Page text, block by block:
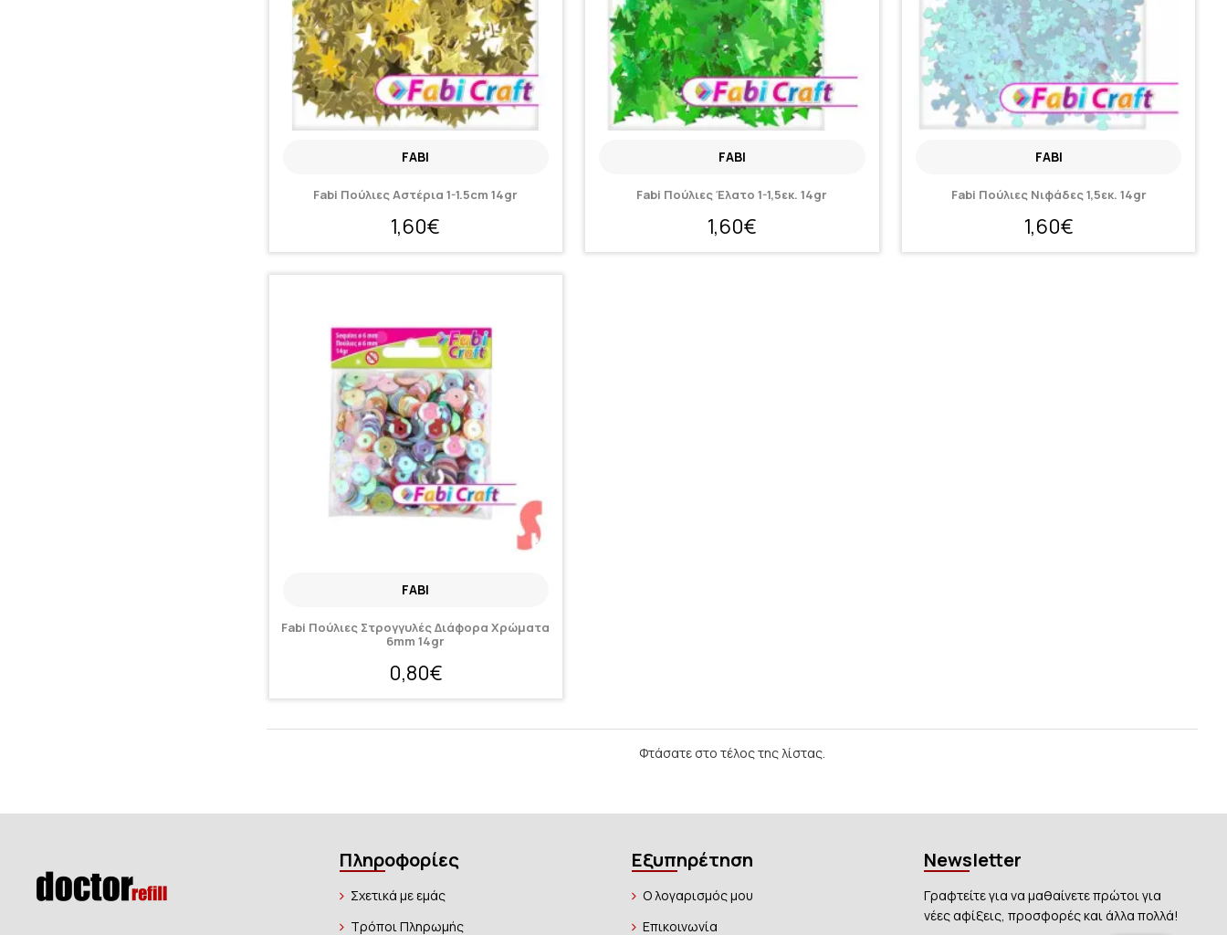
FABI
Fabi Πούλιες Αστέρια 1-1.5cm 14gr
1,60€
FABI
Fabi Πούλιες Έλατο 1-1,5εκ. 14gr
1,60€
FABI
Fabi Πούλιες Νιφάδες 1,5εκ. 14gr
1,60€
FABI
Fabi Πούλιες Στρογγυλές Διάφορα Χρώματα
6mm 14gr
0,80€
Φτάσατε στο τέλος της λίστας.
Πληροφορίες
Σχετικά με εμάς
Τρόποι Πληρωμής
Εξυπηρέτηση
Ο λογαρισμός μου
Επικοινωνία
Newsletter
Γραφτείτε για να μαθαίνετε πρώτοι για
νέες αφίξεις, προσφορές και άλλα πολλά!